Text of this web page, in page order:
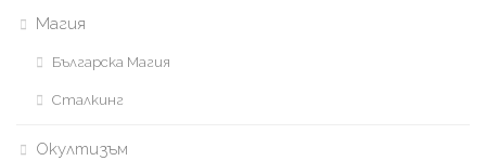
Магия
Българска Магия
Сталкинг
Окултизъм